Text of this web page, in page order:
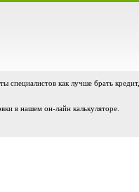
специалистов как лучше брать кредит,
в нашем он-лайн калькуляторе.